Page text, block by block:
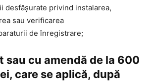
desfășurate privind instalarea,
sau verificarea
de înregistrare;
sau cu amendă de la 600
care se aplică, după